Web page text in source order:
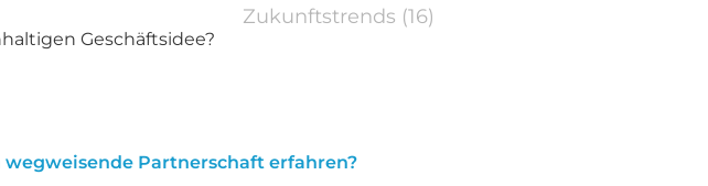
Geschäftsidee?
Zukunftstrends (16)
wegweisende Partnerschaft erfahren?